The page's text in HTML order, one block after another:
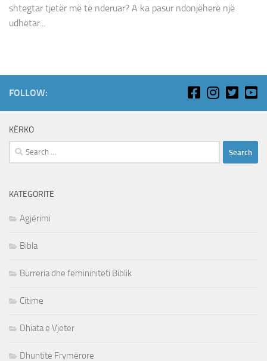
shtegtar tjetër më të nderuar? A ka pasur ndonjëherë një
udhëtar...
FOLLOW:
KËRKO
Search
for:
KATEGORITË
Agjërimi
Bibla
Burreria dhe femininiteti Biblik
Citime
Dhiata e Vjeter
Dhuntitë Frymërore